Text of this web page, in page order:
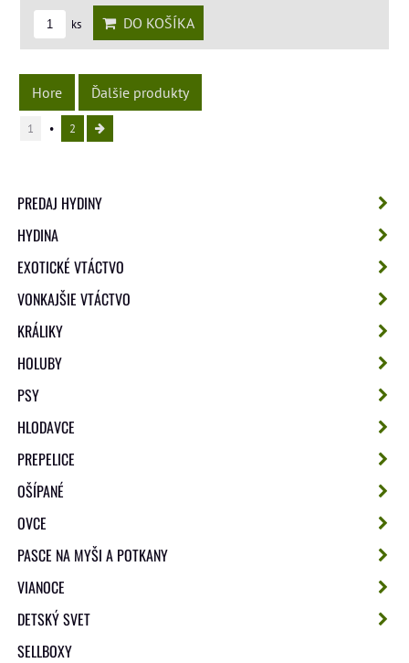
ks DO KOŠÍKA
Hore Ďalšie produkty
1 2
PREDAJ HYDINY
HYDINA
EXOTICKÉ VTÁCTVO
VONKAJŠIE VTÁCTVO
KRÁLIKY
HOLUBY
PSY
HLODAVCE
PREPELICE
OŠÍPANÉ
OVCE
PASCE NA MYŠI A POTKANY
VIANOCE
DETSKÝ SVET
SELLBOXY